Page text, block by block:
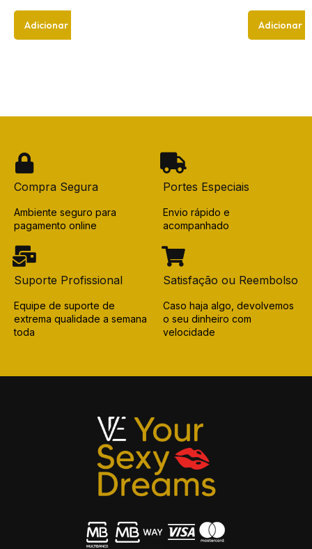
Adicionar Adicionar
Compra Segura
Ambiente seguro para
pagamento online
Portes Especiais
Envio rápido e
acompanhado
Suporte Profissional
Equipe de suporte de
extrema qualidade a semana
toda
Satisfação ou Reembolso
Caso haja algo, devolvemos
o seu dinheiro com
velocidade